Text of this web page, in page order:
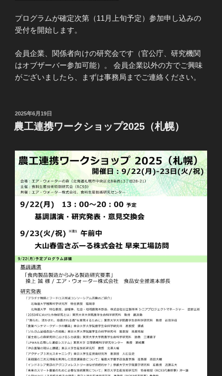
プログラムが確定次第（11月上旬予定）参加申し込みの
受付を開始します。
会員企業、関係者向けの研究会です（官公庁、研究機関
はオブザーバー参加可能）。 会員企業以外の方でご興味
がございましたら、まずは事務局までご連絡ください。
投
稿
日:
2025年6月19日
農工連携ワークショップ2025（札幌）